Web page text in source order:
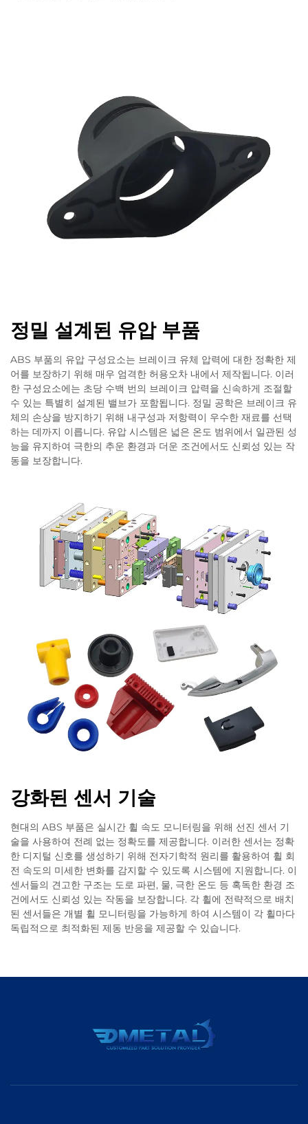
정밀 설계된 유압 부품
ABS 부품의 유압 구성요소는 브레이크 유체 압력에 대한 정확한 제
어를 보장하기 위해 매우 엄격한 허용오차 내에서 제작됩니다. 이러
한 구성요소에는 초당 수백 번의 브레이크 압력을 신속하게 조절할
수 있는 특별히 설계된 밸브가 포함됩니다. 정밀 공학은 브레이크 유
체의 손상을 방지하기 위해 내구성과 저항력이 우수한 재료를 선택
하는 데까지 이릅니다. 유압 시스템은 넓은 온도 범위에서 일관된 성
능을 유지하여 극한의 추운 환경과 더운 조건에서도 신뢰성 있는 작
동을 보장합니다.
강화된 센서 기술
현대의 ABS 부품은 실시간 휠 속도 모니터링을 위해 선진 센서 기
술을 사용하여 전례 없는 정확도를 제공합니다. 이러한 센서는 정확
한 디지털 신호를 생성하기 위해 전자기학적 원리를 활용하여 휠 회
전 속도의 미세한 변화를 감지할 수 있도록 시스템에 지원합니다. 이
센서들의 견고한 구조는 도로 파편, 물, 극한 온도 등 혹독한 환경 조
건에서도 신뢰성 있는 작동을 보장합니다. 각 휠에 전략적으로 배치
된 센서들은 개별 휠 모니터링을 가능하게 하여 시스템이 각 휠마다
독립적으로 최적화된 제동 반응을 제공할 수 있습니다.